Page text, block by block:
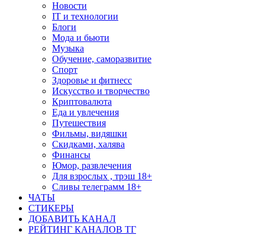
Новости
IT и технологии
Блоги
Мода и бьюти
Музыка
Обучение, саморазвитие
Спорт
Здоровье и фитнесс
Искусство и творчество
Криптовалюта
Еда и увлечения
Путешествия
Фильмы, видяшки
Скидками, халява
Финансы
Юмор, развлечения
Для взрослых , трэш 18+
Сливы телеграмм 18+
ЧАТЫ
СТИКЕРЫ
ДОБАВИТЬ КАНАЛ
РЕЙТИНГ КАНАЛОВ ТГ